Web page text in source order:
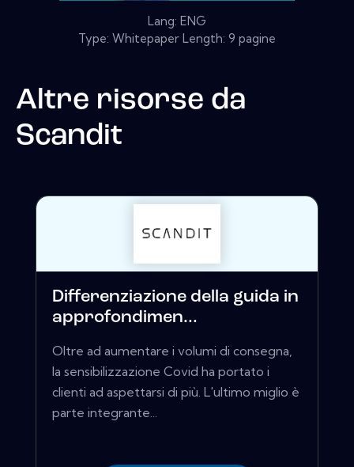
Lang: ENG
Type: Whitepaper Length: 9 pagine
Altre risorse da
Scandit
Differenziazione della guida in
approfondimen...
Oltre ad aumentare i volumi di consegna,
la sensibilizzazione Covid ha portato i
clienti ad aspettarsi di più. L'ultimo miglio è
parte integrante...